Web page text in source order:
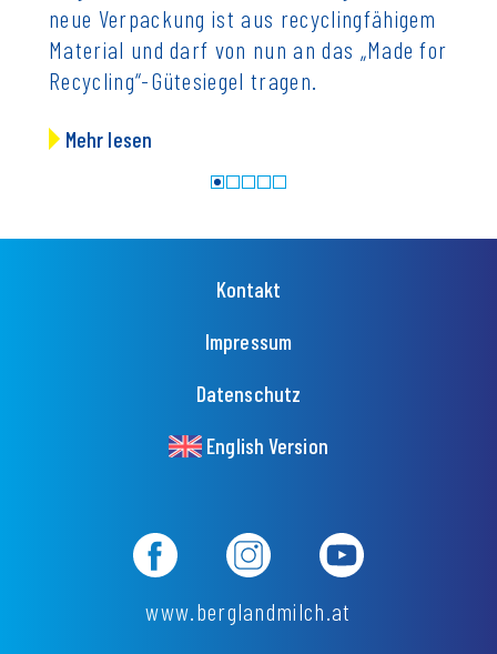
neue Verpackung ist aus recyclingfähigem
Material und darf von nun an das „Made for
Recycling“-Gütesiegel tragen.
Mehr lesen
FußzeilenmenüKontakt
Impressum
Datenschutz
English Version
www.berglandmilch.at